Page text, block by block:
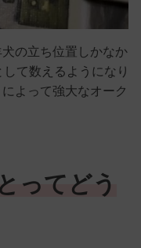
の立ち位置しかなか
て数えるようになり
よって強大なオーク
ってどう